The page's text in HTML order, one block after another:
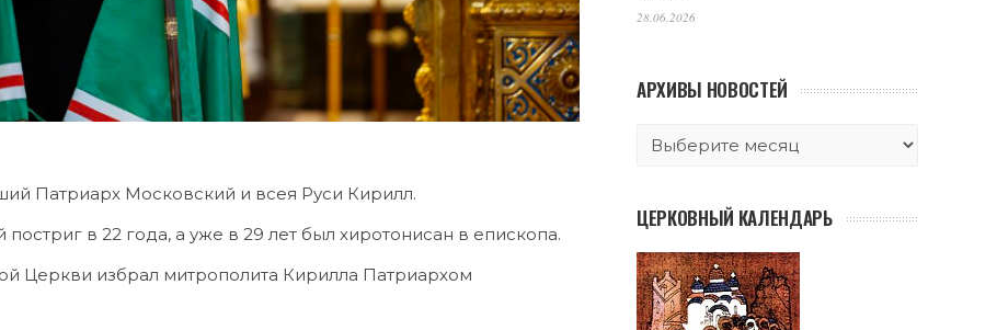
Патриарх Московский и всея Руси Кирилл.
в 22 года, а уже в 29 лет был хиротонисан в епископа.
Церкви избрал митрополита Кирилла Патриархом
28.06.2026
АРХИВЫ НОВОСТЕЙ
ЦЕРКОВНЫЙ КАЛЕНДАРЬ